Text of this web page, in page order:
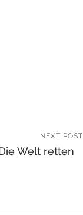
NEXT POST
Welt retten